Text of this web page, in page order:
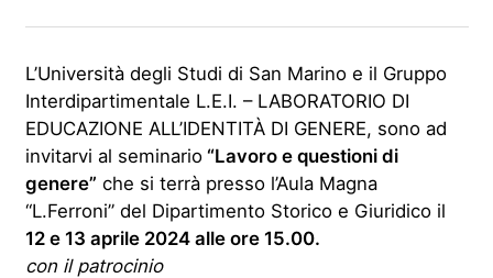
L’Università degli Studi di San Marino e il Gruppo
Interdipartimentale L.E.I. – LABORATORIO DI
EDUCAZIONE ALL’IDENTITÀ DI GENERE, sono ad
invitarvi al seminario“Lavoro e questioni di
genere” che si terrà presso l’Aula Magna
“L.Ferroni” del Dipartimento Storico e Giuridico il
12 e 13 aprile 2024 alle ore 15.00.
con il patrocinio